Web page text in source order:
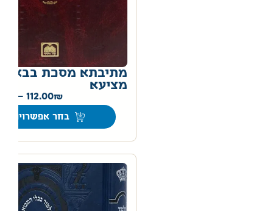
מתיבתא מסכת בבא
מציעא
112.00
–
בחר אפשרויות